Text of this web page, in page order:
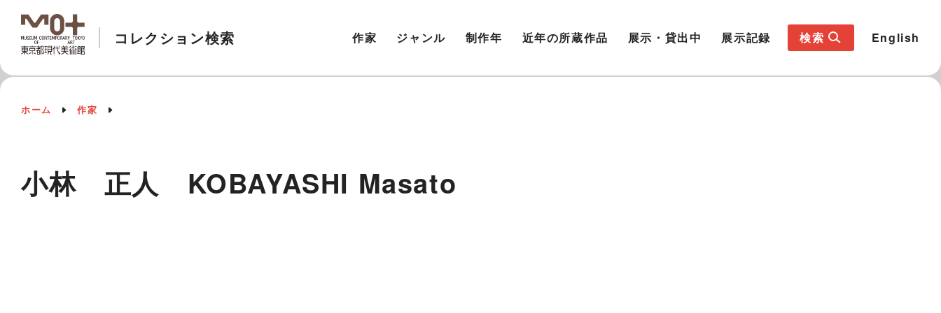
コレクション検索 作家 ジャンル 制作年 近年の所蔵作品 展示・貸出中 展示記録 検索 English
ホーム 作家
小林 正人 KOBAYASHI Masato